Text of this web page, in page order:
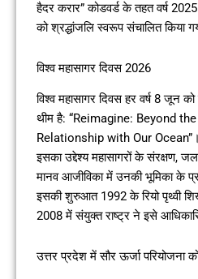
हैदर करार” कोडवर्ड के तहत वर्ष
को श्रद्धांजलि स्वरूप संचालित किया
विश्व महासागर दिवस 2026
विश्व महासागर दिवस हर वर्ष 8 जून
थीम है: “Reimagine: Beyond
Relationship with Our Ocean”।
इसका उद्देश्य महासागरों के संरक्षण,
मानव आजीविका में उनकी भूमिका के
इसकी शुरुआत 1992 के रियो पृथ्वी
2008 में संयुक्त राष्ट्र ने इसे
उत्तर प्रदेश में सौर ऊर्जा परियोजना